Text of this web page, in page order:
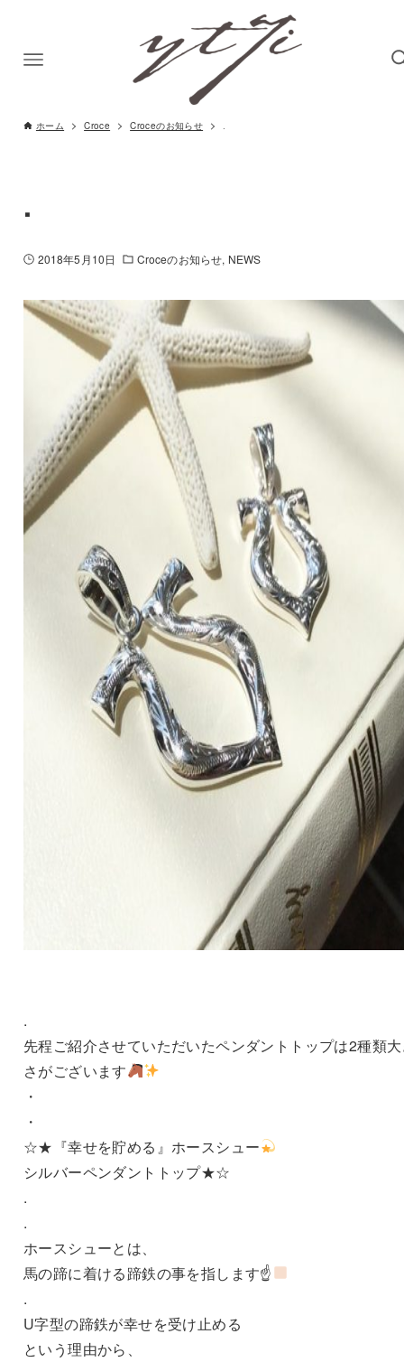
ホーム Croce Croceのお知らせ .
.
2018年5月10日 Croceのお知らせ NEWS
.
先程ご紹介させていただいたペンダントトップは2種類
さがございます
・
・
☆★『幸せを貯める』ホースシュー
シルバーペンダントトップ★☆
.
.
ホースシューとは、
馬の蹄に着ける蹄鉄の事を指します☝
.
U字型の蹄鉄が幸せを受け止める
という理由から、